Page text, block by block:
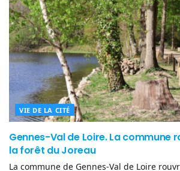
VIE DE LA CITÉ
Gennes-Val de Loire. La commune
la forêt du Joreau
La commune de Gennes-Val de Loire